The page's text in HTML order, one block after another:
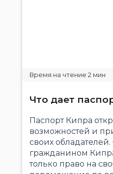
Что дает
Паспорт Кипра
возможностей и
своих обладателей.
гражданином
только право на